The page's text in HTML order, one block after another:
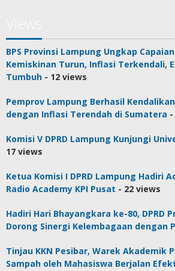
BPS Provinsi Lampung Ungkap
Kemiskinan Turun, Inflasi Terkendali,
Tumbuh - 12 views
Pemprov Lampung Berhasil
dengan Inflasi Terendah di Sumatera
Komisi V DPRD Lampung Kunjungi
17 views
Ketua Komisi I DPRD Lampung Hadiri
Radio Academy KPI Pusat - 22 views
Hadiri Hari Bhayangkara ke-80, DPRD
Dorong Sinergi Kelembagaan dengan
Tinjau KKN Pesibar, Warek Akademik
Sampah oleh Mahasiswa Berjalan